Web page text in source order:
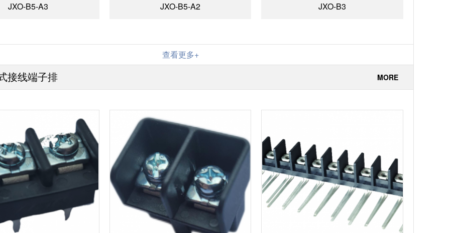
JXO-B5-A3 JXO-B5-A2 JXO-B3
查看更多+
接线端子排 MORE